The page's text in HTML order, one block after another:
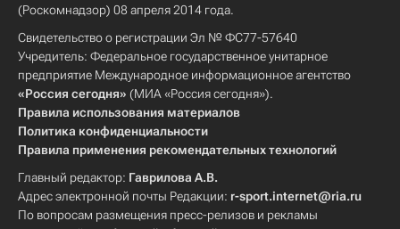
(Роскомнадзор) 08 апреля 2014 года.
Свидетельство о регистрации Эл № ФС77-57640
Учредитель: Федеральное государственное унитарное
предприятие Международное информационное агентство
«Россия сегодня» (МИА «Россия сегодня»).
Правила использования материалов
Политика конфиденциальности
Правила применения рекомендательных технологий
Главный редактор: Гаврилова А.В.
Адрес электронной почты Редакции: r-sport.internet@ria.ru
По вопросам размещения пресс-релизов и рекламы